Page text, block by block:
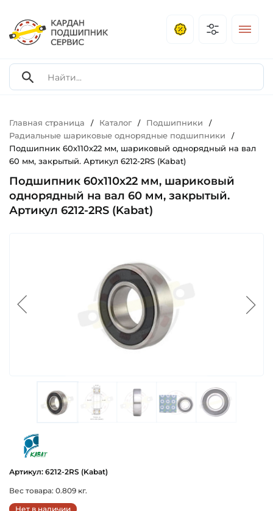
Главная страница / Каталог / Подшипники /
Радиальные шариковые однорядные подшипники /
Подшипник 60х110х22 мм, шариковый однорядный на вал
60 мм, закрытый. Артикул 6212-2RS (Kabat)
Подшипник 60х110х22 мм, шариковый
однорядный на вал 60 мм, закрытый.
Артикул 6212-2RS (Kabat)
Артикул: 6212-2RS (Kabat)
Вес товара: 0.809 кг.
Нет в наличии